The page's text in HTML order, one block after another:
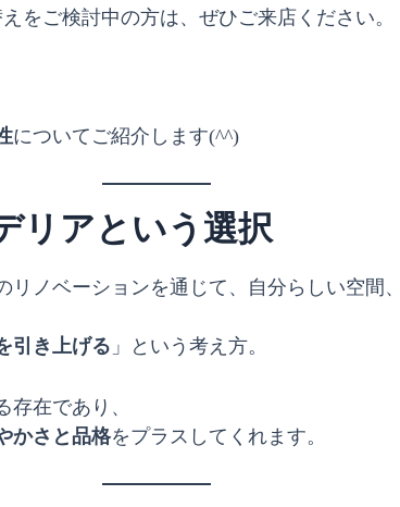
をご検討中の方は、ぜひご来店ください。
についてご紹介します(^^)
リアという選択
ノベーションを通じて、自分らしい空間
引き上げる 」という考え方。
在であり、
かさと品格をプラスしてくれます。